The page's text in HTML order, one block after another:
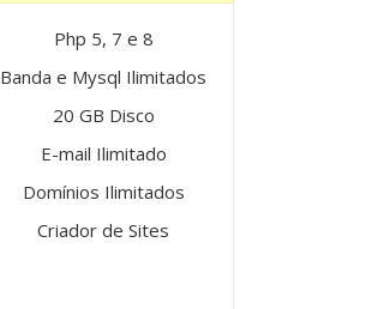
Php 5, 7 e 8
Banda e Mysql Ilimitados
20 GB Disco
E-mail Ilimitado
Domínios Ilimitados
Criador de Sites